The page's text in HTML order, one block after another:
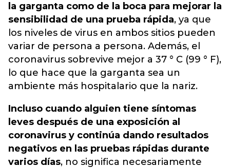
la garganta como de la boca para mejorar la
sensibilidad de una prueba rápida, ya que
los niveles de virus en ambos sitios pueden
variar de persona a persona. Además, el
coronavirus sobrevive mejor a 37 ° C (99 ° F),
lo que hace que la garganta sea un
ambiente más hospitalario que la nariz.
Incluso cuando alguien tiene síntomas
leves después de una exposición al
coronavirus y continúa dando resultados
negativos en las pruebas rápidas durante
varios días, no significa necesariamente